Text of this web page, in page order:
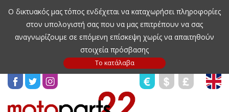
Ο δικτυακός μας τόπος ενδέχεται να καταχωρήσει πληροφορίες
στον υπολογιστή σας που να μας επιτρέπουν να σας
αναγνωρίζουμε σε επόμενη επίσκεψη χωρίς να απαιτηθούν
στοιχεία πρόσβασης